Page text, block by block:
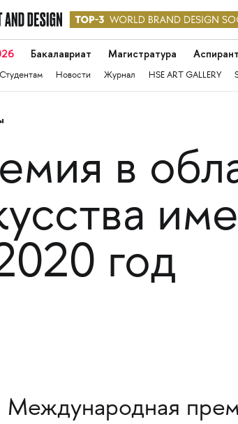
Бакалавриат Магистратура
Студентам Новости Журнал HSE ART GALLERY
в
год
Международная